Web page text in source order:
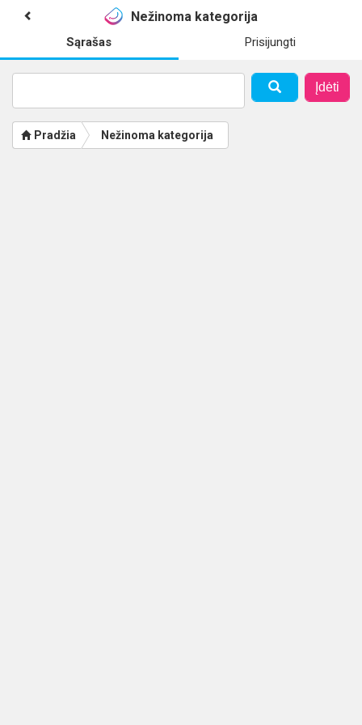
Nežinoma kategorija
Sąrašas Prisijungti
Įdėti
Pradžia Nežinoma kategorija